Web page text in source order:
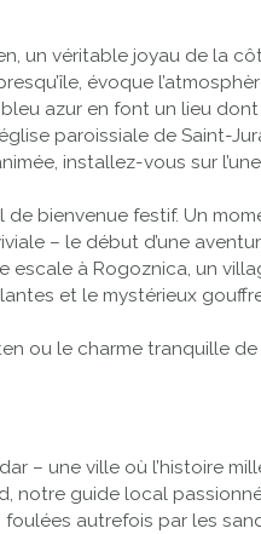
un véritable joyau de la
évoque
azur en font un lieu
paroissiale de Saint-
installez-vous sur
bienvenue festif. Un
– le début d’une
à Rogoznica, un
et le mystérieux
ou le charme tranquille
– une ville où l’histoire
notre guide local
autrefois par les